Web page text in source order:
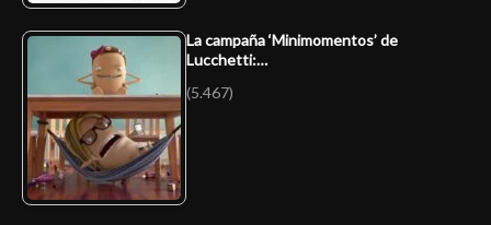
La campaña ‘Minimomentos’ de
Lucchetti:…
(5.467)